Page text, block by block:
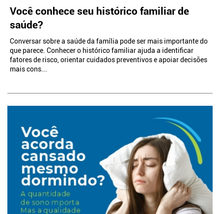
Você conhece seu histórico familiar de
saúde?
Conversar sobre a saúde da família pode ser mais importante do
que parece. Conhecer o histórico familiar ajuda a identificar
fatores de risco, orientar cuidados preventivos e apoiar decisões
mais cons...